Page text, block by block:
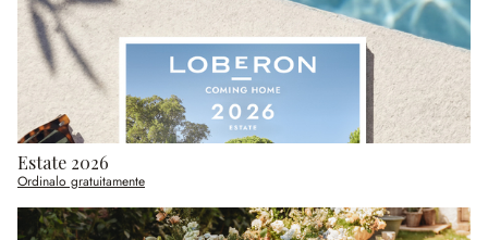
Estate 2026
Ordinalo gratuitamente